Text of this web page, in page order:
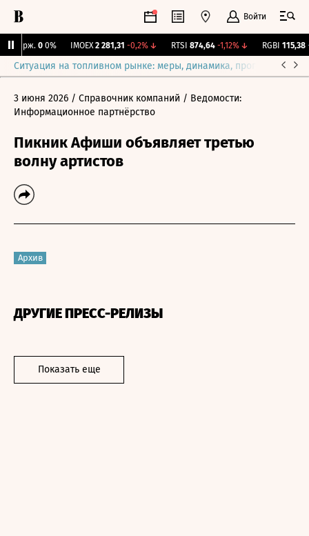
Войти
Бирж. 0 0% IMOEX 2 281,31 -0,2%↓ RTSI 874,64 -1,12%↓ RGBI 115,38
Ситуация на топливном рынке: меры, динамика, прогнозы
3 июня 2026 / Справочник компаний / Ведомости:
Информационное партнёрство
Пикник Афиши объявляет третью
волну артистов
Архив
ДРУГИЕ ПРЕСС-РЕЛИЗЫ
Показать еще